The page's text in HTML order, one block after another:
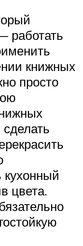
работать
книжных
просто
кухонный
цвета.